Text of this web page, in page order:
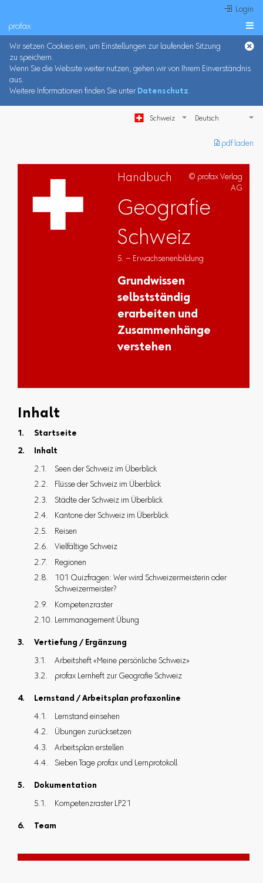
 Login
profax 
Wir setzen Cookies ein, um Einstellungen zur laufenden Sitzung
zu speichern.
Wenn Sie die Website weiter nutzen, gehen wir von Ihrem Einverständnis
aus.
Weitere Informationen finden Sie unter Datenschutz.
Schweiz
︎ pdf laden
Handbuch
© profax Verlag
AG
Geografie
Schweiz
5. – Erwachsenenbildung
Grundwissen
selbstständig
erarbeiten und
Zusammenhänge
verstehen
Inhalt
Startseite
Inhalt
Seen der Schweiz im Überblick
Flüsse der Schweiz im Überblick
Städte der Schweiz im Überblick
Kantone der Schweiz im Überblick
Reisen
Vielfältige Schweiz
Regionen
101 Quizfragen: Wer wird Schweizermeisterin oder
Schweizermeister?
Kompetenzraster
Lernmanagement Übung
Vertiefung / Ergänzung
Arbeitsheft «Meine persönliche Schweiz»
profax Lernheft zur Geografie Schweiz
Lernstand / Arbeitsplan profaxonline
Lernstand einsehen
Übungen zurücksetzen
Arbeitsplan erstellen
Sieben Tage profax und Lernprotokoll
Dokumentation
Kompetenzraster LP21
Team